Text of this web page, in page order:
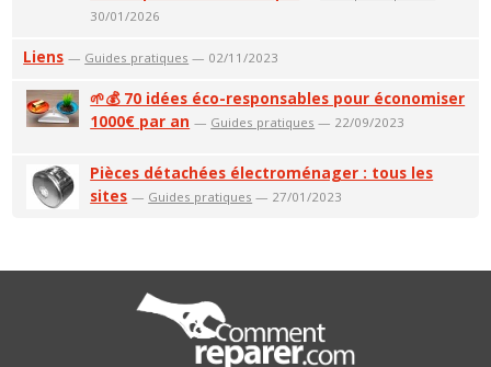
30/01/2026
Liens — Guides pratiques — 02/11/2023
🌱💰 70 idées éco-responsables pour économiser
1000€ par an — Guides pratiques — 22/09/2023
Pièces détachées électroménager : tous les
sites — Guides pratiques — 27/01/2023